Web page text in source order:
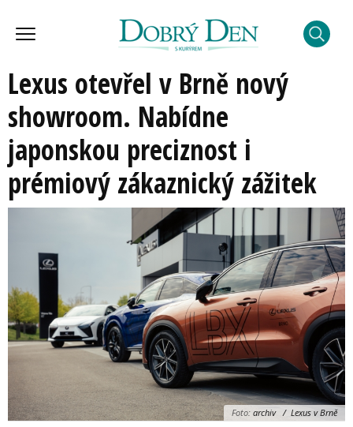
Lexus otevřel v Brně nový
showroom. Nabídne
japonskou preciznost i
prémiový zákaznický zážitek
Foto: archiv / Lexus v Brně